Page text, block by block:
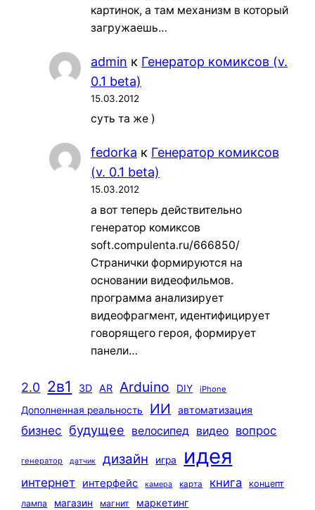
картинок, а там механизм в который
загружаешь…
admin к Генератор комиксов (v.
0.1 beta)
15.03.2012
суть та же )
fedorka к Генератор комиксов
(v. 0.1 beta)
15.03.2012
а вот теперь действительно
генератор комиксов
soft.compulenta.ru/666850/
Странички формируются на
основании видеофильмов.
программа анализирует
видеофрагмент, идентифицирует
говорящего героя, формирует
панели…
2.0 2в1 3D AR Arduino DIY iPhone
Дополненная реальность ИИ автоматизация
бизнес будущее велосипед видео вопрос
генератор датчик дизайн игра идея
интернет интерфейс камера карта книга
концепт
лампа
магазин магнит
маркетинг